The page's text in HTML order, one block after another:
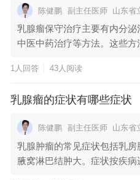
陈健鹏 副主任医师 山东省
乳腺瘤保守治疗主要有内分
中医中药治疗等方法。这些方
1人回答 43人阅读
乳腺瘤的症状有哪些症状
陈健鹏 副主任医师 山东省
乳腺肿瘤的常见症状包括乳
腋窝淋巴结肿大。症状按疾病